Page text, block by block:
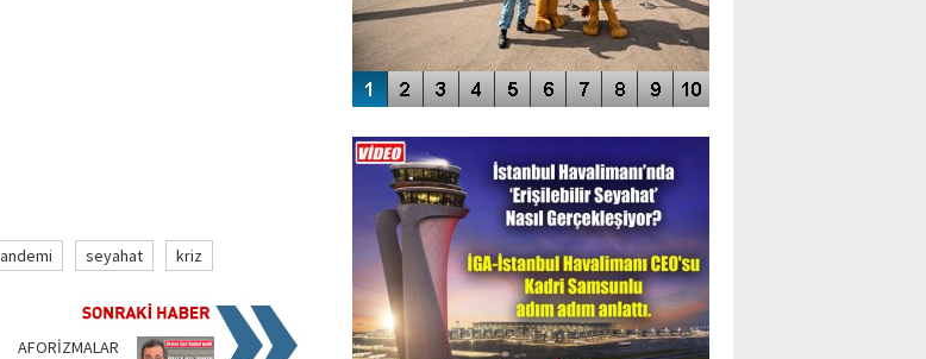
seyahat kriz
AFORİZMALAR
ENGELLERİN AŞILDIĞI HAVALİMANI